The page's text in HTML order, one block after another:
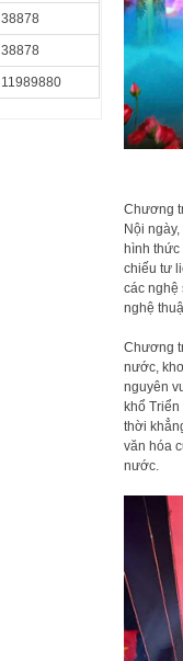
Chương
Nội
hình thức
chiếu tư
các nghệ
nghệ
Chương
nước,
nguyên
khổ Triển
thời
văn hóa
nước.
38878
38878
11989880